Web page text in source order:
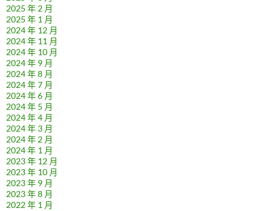
2025 年 2 月
2025 年 1 月
2024 年 12 月
2024 年 11 月
2024 年 10 月
2024 年 9 月
2024 年 8 月
2024 年 7 月
2024 年 6 月
2024 年 5 月
2024 年 4 月
2024 年 3 月
2024 年 2 月
2024 年 1 月
2023 年 12 月
2023 年 10 月
2023 年 9 月
2023 年 8 月
2022 年 1 月